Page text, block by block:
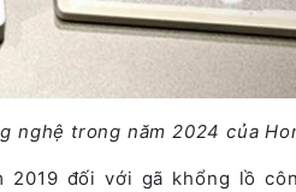
nghệ trong năm 2024 của
2019 đối với gã khổng lồ